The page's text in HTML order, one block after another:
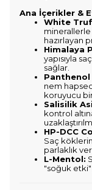
Ana İçerikler &
White
minerallerle
hazırlayan
Himalaya
yapısıyla
sağlar.
nem
koruyucu
Salisilik
kontrol
HP-DCC
Saç
parlaklık
L-Mentol:
"soğuk